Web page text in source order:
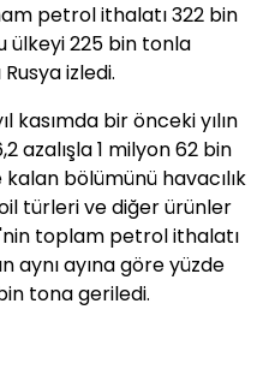
petrol ithalatı 322 bin
ülkeyi 225 bin tonla
izledi.
kasımda bir önceki yılın
azalışla 1 milyon 62 bin
bölümünü havacılık
türleri ve diğer ürünler
toplam petrol ithalatı
aynı ayına göre yüzde
tona geriledi.